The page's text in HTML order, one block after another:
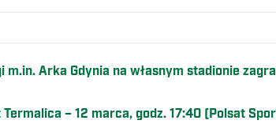
m.in. Arka Gdynia na własnym stadionie
– 12 marca, godz. 17:40 (Polsat